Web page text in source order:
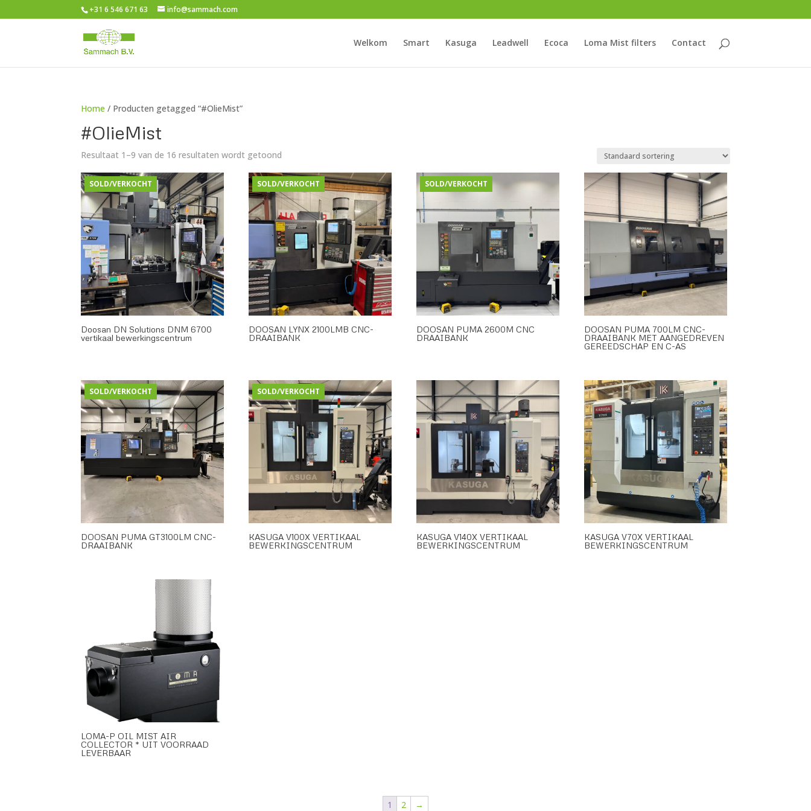
+31 6 546 671 63 info@sammach.com
Welkom Smart Kasuga Leadwell Ecoca Loma Mist filters Contact
Home / Producten getagged “#OlieMist”
#OlieMist
Resultaat 1–9 van de 16 resultaten wordt getoond
SOLD/VERKOCHT
Doosan DN Solutions DNM 6700
vertikaal bewerkingscentrum
SOLD/VERKOCHT
DOOSAN LYNX 2100LMB CNC-
DRAAIBANK
SOLD/VERKOCHT
DOOSAN PUMA 2600M CNC
DRAAIBANK
DOOSAN PUMA 700LM CNC-
DRAAIBANK MET AANGEDREVEN
GEREEDSCHAP EN C-AS
SOLD/VERKOCHT
DOOSAN PUMA GT3100LM CNC-
DRAAIBANK
SOLD/VERKOCHT
KASUGA V100X VERTIKAAL
BEWERKINGSCENTRUM
KASUGA V140X VERTIKAAL
BEWERKINGSCENTRUM
KASUGA V70X VERTIKAAL
BEWERKINGSCENTRUM
LOMA-P OIL MIST AIR
COLLECTOR * UIT VOORRAAD
LEVERBAAR
1 2 →